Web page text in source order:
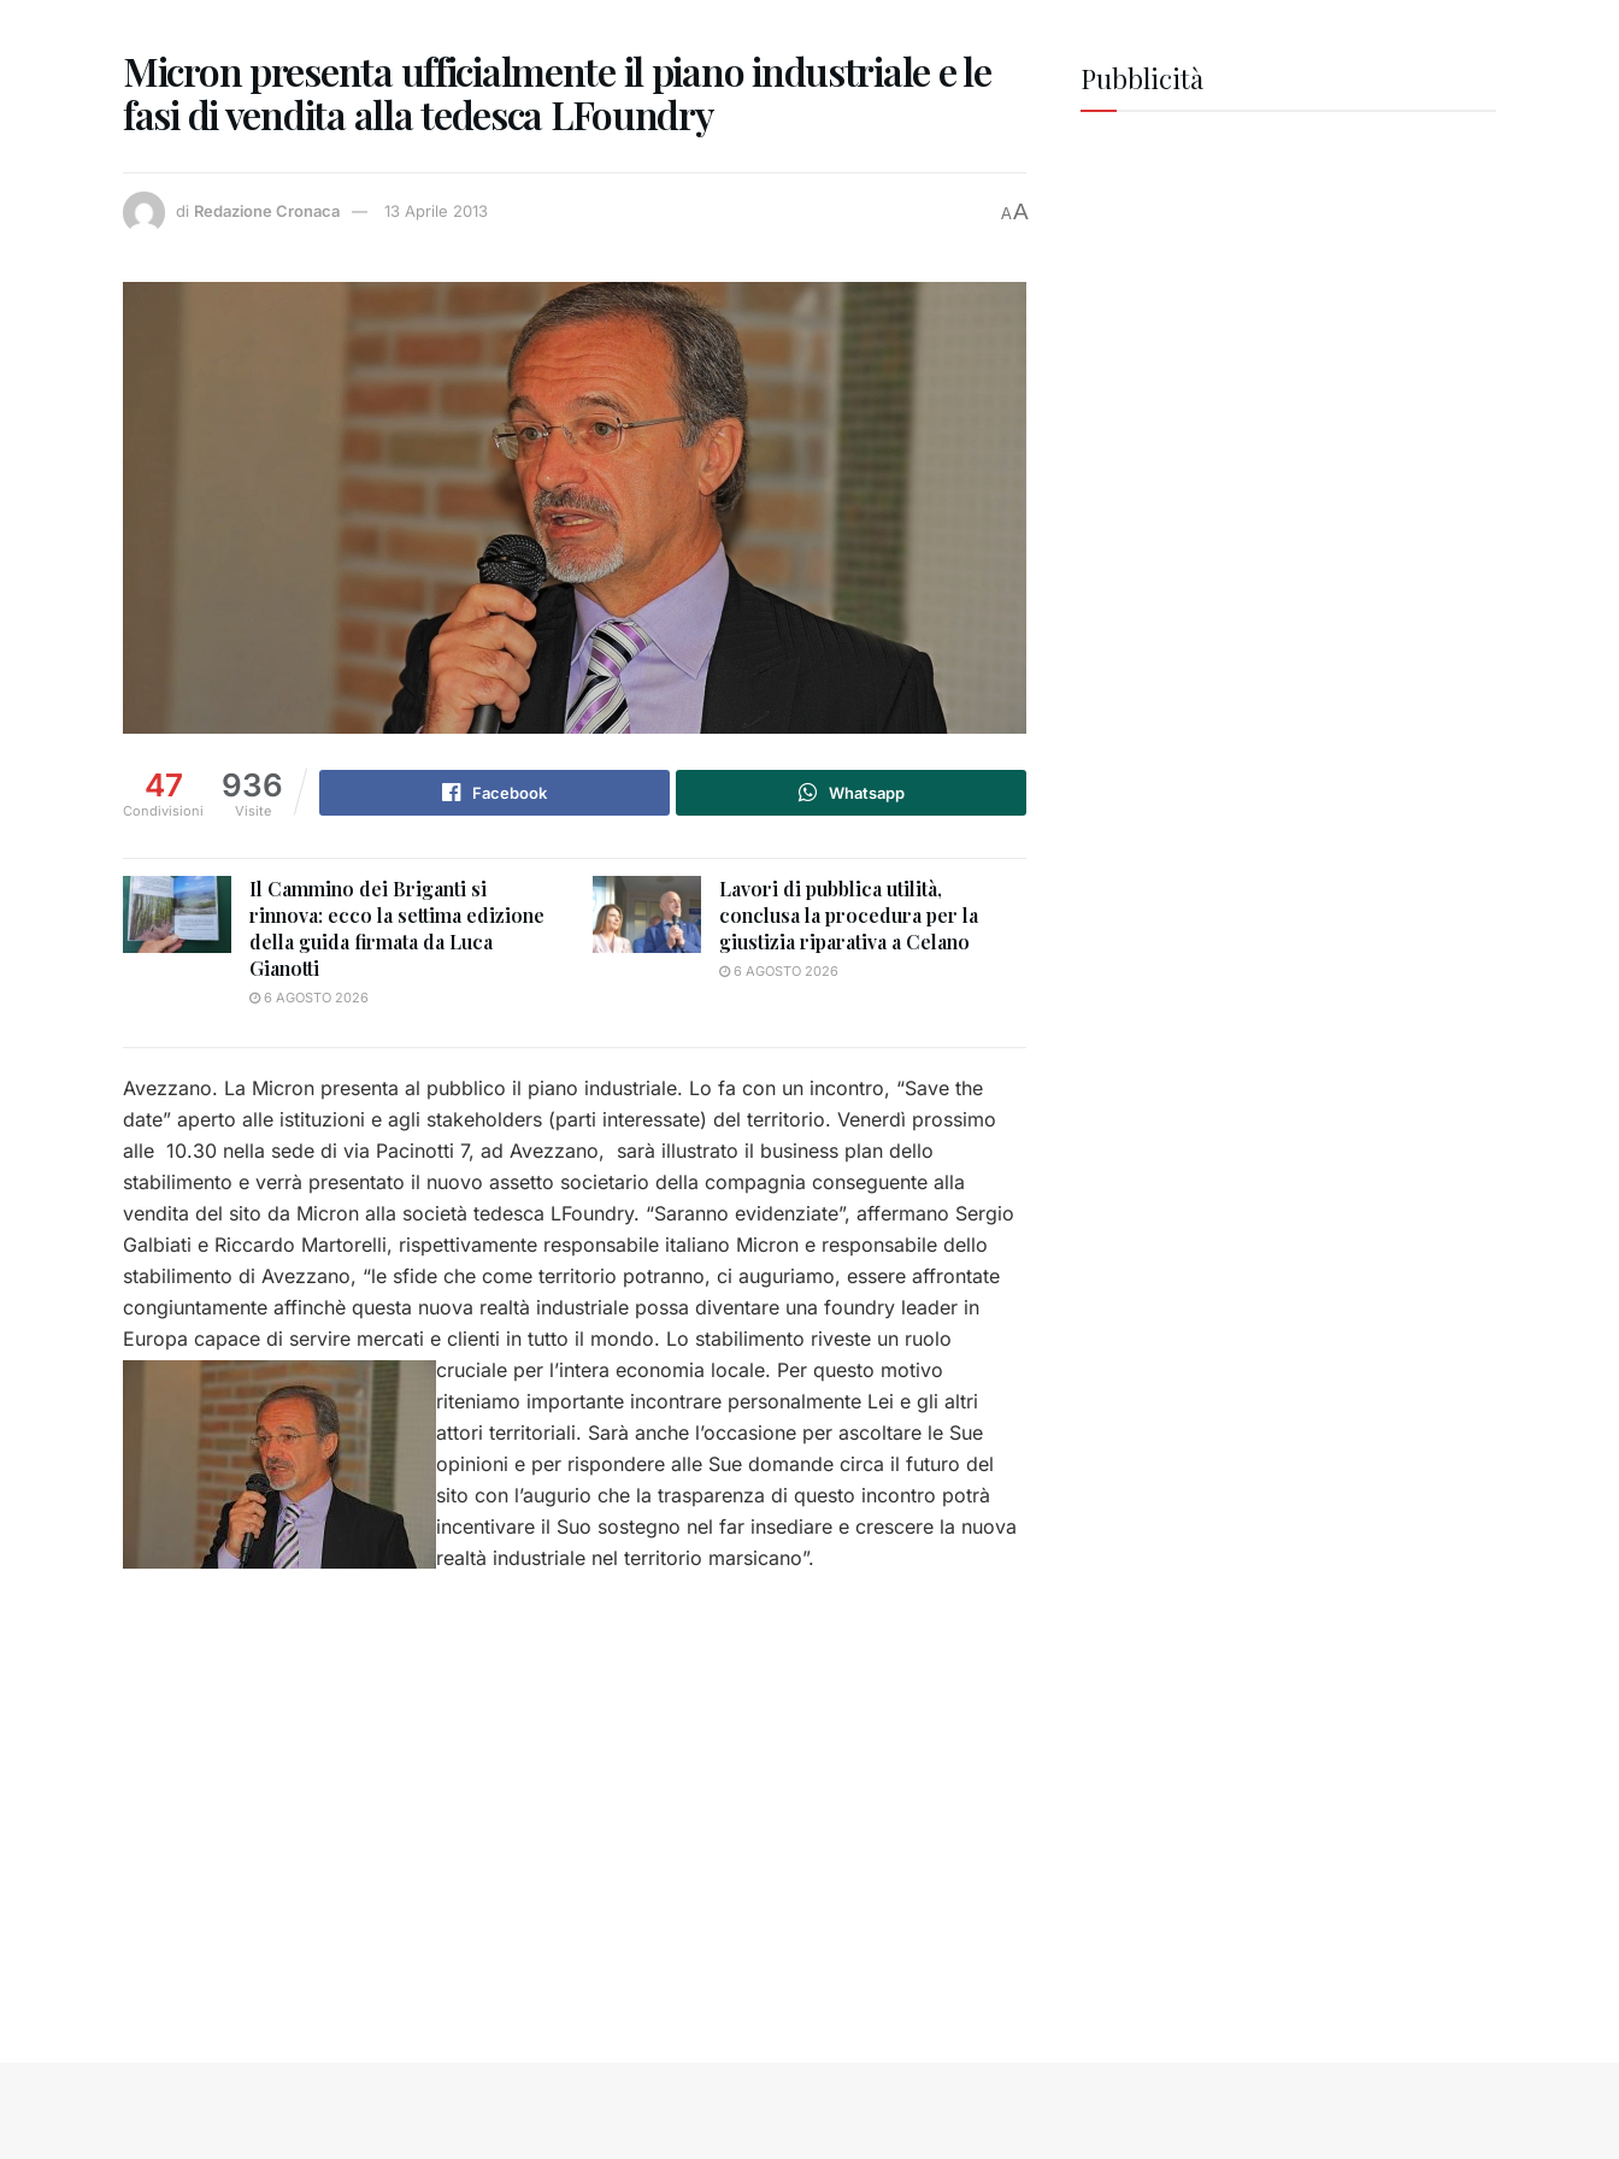
Micron presenta ufficialmente il piano industriale e le
fasi di vendita alla tedesca LFoundry
di Redazione Cronaca 13 Aprile 2013 AA
47
Condivisioni
936
Visite
Facebook Whatsapp
Il Cammino dei Briganti si
rinnova: ecco la settima edizione
della guida firmata da Luca
Gianotti
6 AGOSTO 2026
Lavori di pubblica utilità,
conclusa la procedura per la
giustizia riparativa a Celano
6 AGOSTO 2026
Avezzano. La Micron presenta al pubblico il piano industriale. Lo fa con un incontro, “Save the
date” aperto alle istituzioni e agli stakeholders (parti interessate) del territorio. Venerdì prossimo
alle 10.30 nella sede di via Pacinotti 7, ad Avezzano, sarà illustrato il business plan dello
stabilimento e verrà presentato il nuovo assetto societario della compagnia conseguente alla
vendita del sito da Micron alla società tedesca LFoundry. “Saranno evidenziate”, affermano Sergio
Galbiati e Riccardo Martorelli, rispettivamente responsabile italiano Micron e responsabile dello
stabilimento di Avezzano, “le sfide che come territorio potranno, ci auguriamo, essere affrontate
congiuntamente affinchè questa nuova realtà industriale possa diventare una foundry leader in
Europa capace di servire mercati e clienti in tutto il mondo. Lo stabilimento riveste un ruolo
cruciale per l’intera economia locale. Per questo motivo
riteniamo importante incontrare personalmente Lei e gli altri
attori territoriali. Sarà anche l’occasione per ascoltare le Sue
opinioni e per rispondere alle Sue domande circa il futuro del
sito con l’augurio che la trasparenza di questo incontro potrà
incentivare il Suo sostegno nel far insediare e crescere la nuova
realtà industriale nel territorio marsicano”.
Pubblicità